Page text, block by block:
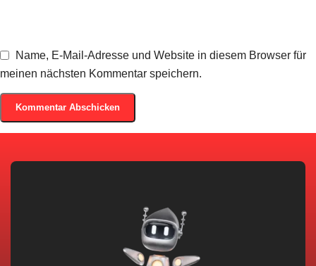
Name, E-Mail-Adresse und Website in diesem Browser für
meinen nächsten Kommentar speichern.